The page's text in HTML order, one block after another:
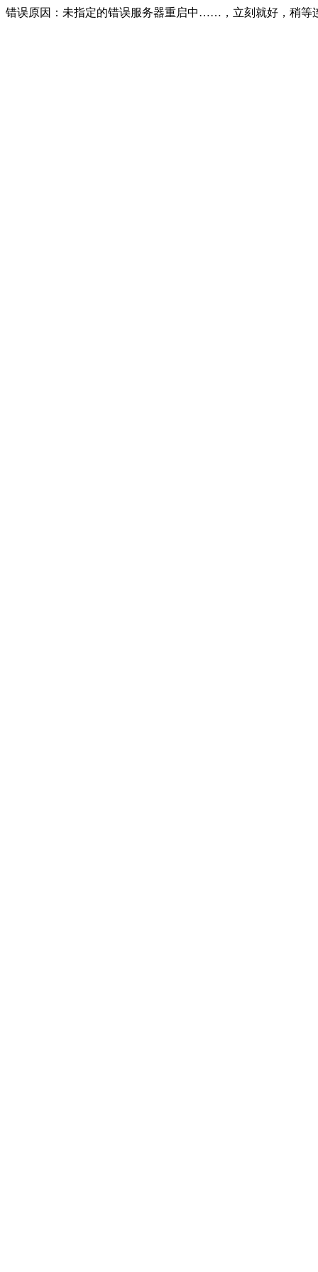
错误原因：未指定的错误服务器重启中……，立刻就好，稍等